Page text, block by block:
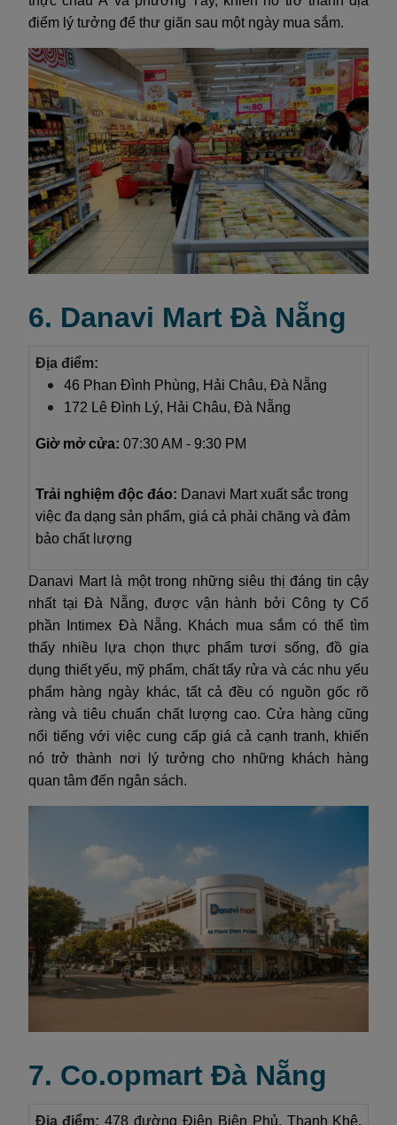
điểm lý tưởng để thư giãn sau một ngày mua sắm.
6. Danavi Mart Đà Nẵng
Địa điểm:
46 Phan Đình Phùng, Hải Châu, Đà Nẵng
172 Lê Đình Lý, Hải Châu, Đà Nẵng
Giờ mở cửa: 07:30 AM - 9:30 PM
Trải nghiệm độc đáo: Danavi Mart xuất sắc trong
việc đa dạng sản phẩm, giá cả phải chăng và đảm
bảo chất lượng
Danavi Mart là một trong những siêu thị đáng tin cậy
nhất tại Đà Nẵng, được vận hành bởi Công ty Cổ
phần Intimex Đà Nẵng. Khách mua sắm có thể tìm
thấy nhiều lựa chọn thực phẩm tươi sống, đồ gia
dụng thiết yếu, mỹ phẩm, chất tẩy rửa và các nhu yếu
phẩm hàng ngày khác, tất cả đều có nguồn gốc rõ
ràng và tiêu chuẩn chất lượng cao. Cửa hàng cũng
nổi tiếng với việc cung cấp giá cả cạnh tranh, khiến
nó trở thành nơi lý tưởng cho những khách hàng
quan tâm đến ngân sách.
7. Co.opmart Đà Nẵng
Địa điểm: 478 đường Điện Biên Phủ, Thanh Khê,